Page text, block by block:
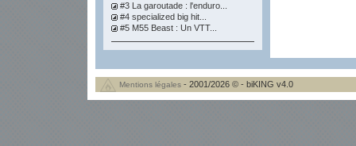
#3 La garoutade : l'enduro...
#4 specialized big hit...
#5 M55 Beast : Un VTT...
Mentions légales - 2001/2026 © - biKING v4.0